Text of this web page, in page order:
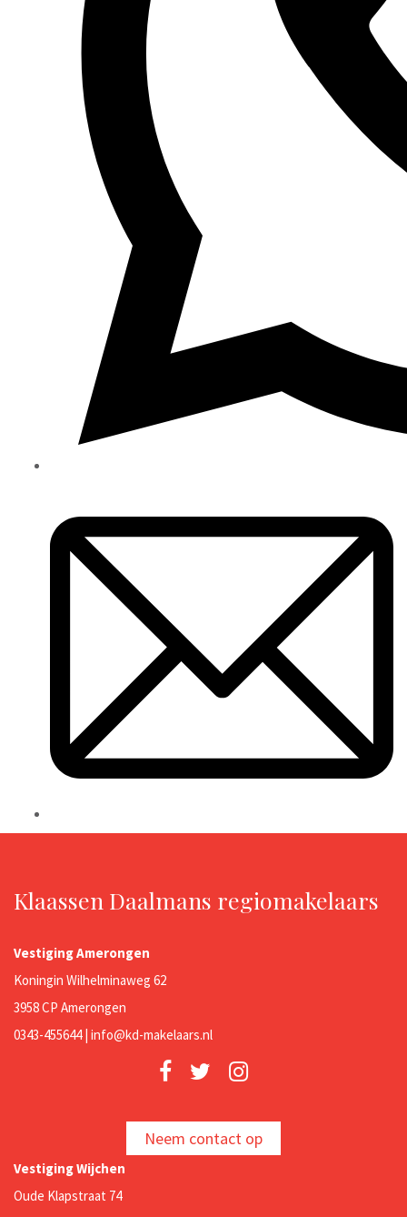
Klaassen Daalmans regiomakelaars
Vestiging Amerongen
Koningin Wilhelminaweg 62
3958 CP Amerongen
0343-455644 | info@kd-makelaars.nl
Neem contact op
Vestiging Wijchen
Oude Klapstraat 74